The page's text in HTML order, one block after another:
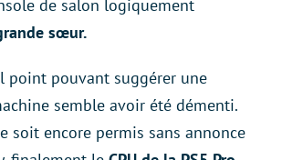
de salon logiquement
sœur.
point pouvant suggérer une
semble avoir été démenti.
soit encore permis sans annonce